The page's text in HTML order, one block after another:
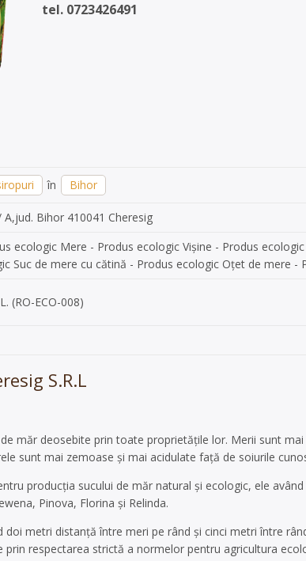
tel. 0723426491
în Bihor
Bihor 410041 Cheresig
ecologic Mere - Produs ecologic Vișine - Produs
Suc de mere cu cătină - Produs ecologic Oțet de mere -
(RO-ECO-008)
S.R.L
măr deosebite prin toate proprietățile lor. Merii sunt
sunt mai zemoase și mai acidulate față de soiurile
producția sucului de măr natural și ecologic, ele
Pinova, Florina și Relinda.
doi metri distanță între meri pe rând și cinci metri între
prin respectarea strictă a normelor pentru agricultura